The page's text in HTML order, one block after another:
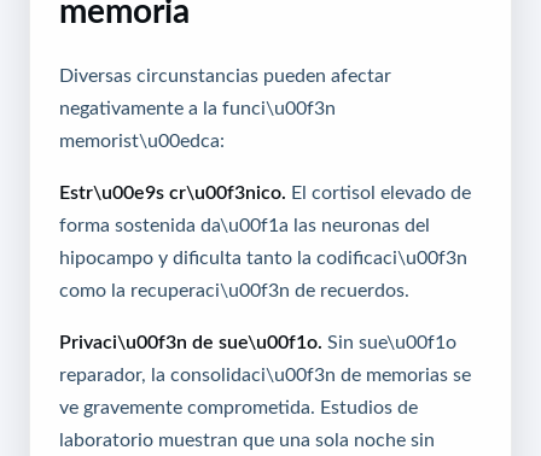
memoria
Diversas circunstancias pueden afectar
negativamente a la funci\u00f3n
memorist\u00edca:
Estr\u00e9s cr\u00f3nico. El cortisol elevado de
forma sostenida da\u00f1a las neuronas del
hipocampo y dificulta tanto la codificaci\u00f3n
como la recuperaci\u00f3n de recuerdos.
Privaci\u00f3n de sue\u00f1o. Sin sue\u00f1o
reparador, la consolidaci\u00f3n de memorias se
ve gravemente comprometida. Estudios de
laboratorio muestran que una sola noche sin